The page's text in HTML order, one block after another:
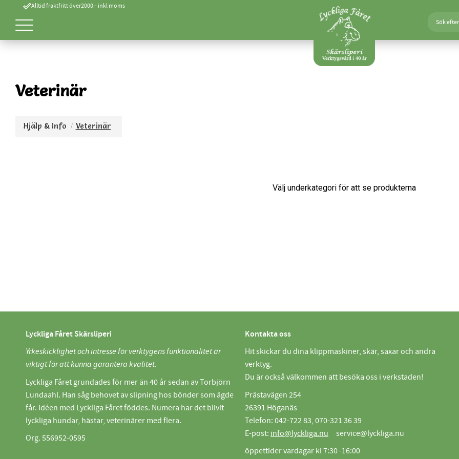
done_outlineAlltid fraktfritt över2000:- inkl moms
Veterinär
Hjälp & Info Veterinär
Lyckliga Fåret Skärsliperi
Yrkeskicklighet och intresse för verktygens funktionalitet är
viktigt för att kunna garantera kvalitet.
Lyckliga Fåret grundades för mer än 40 år sedan av Torbjörn
Lundaahl. Han såg behovet av slipning hos bönder som ägde
får. Idéen med Lyckliga Fåret föddes. Numera har det blivit
lyckliga hundar, hästar, veterinärer med flera.
Org. 556952-0595
Kontakta oss
Hit skickar du dina klippmaskiner, skär, saxar och andra
verktyg.
Du är också välkommen att besöka oss i verkstaden!
Prästavägen 254
26391 Höganäs
Telefon: 042-722 83, 070-321 36 39
E-post: info@lyckliga.nu service@lyckliga.nu
öppettider vardagar kl 7:30 -16:00